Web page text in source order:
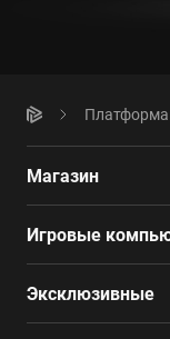
Платформа
Магазин
Игровые
Эксклюзивные